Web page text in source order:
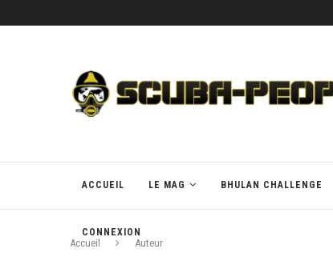
ACCUEIL LE MAG BHULAN CHALLENGE
CONNEXION
Accueil Auteur